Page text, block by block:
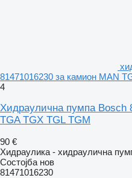
81471016230 за камион MAN
4
Хидраулична пумпа Bosch
TGA TGX TGL TGM
90 €
Хидраулика - хидраулична
Состојба нов
81471016230